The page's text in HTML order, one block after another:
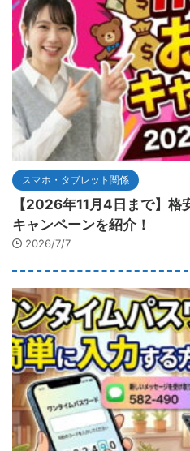
スマホ・タブレット関係
【2026年11月4日まで】
キャンペーンを紹介！
2026/7/7